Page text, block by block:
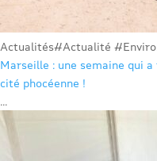
Actualités#Actualité
Marseille : une semaine qui
cité phocéenne !
...